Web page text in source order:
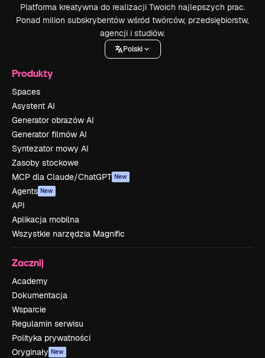
Platforma kreatywna do realizacji Twoich najlepszych prac.
Ponad milion subskrybentów wśród twórców, przedsiębiorstw,
agencji i studiów.
Polski
Produkty
Spaces
Asystent AI
Generator obrazów AI
Generator filmów AI
Syntezator mowy AI
Zasoby stockowe
MCP dla Claude/ChatGPT New
Agents New
API
Aplikacja mobilna
Wszystkie narzędzia Magnific
Zacznij
Academy
Dokumentacja
Wsparcie
Regulamin serwisu
Polityka prywatności
Oryginały New